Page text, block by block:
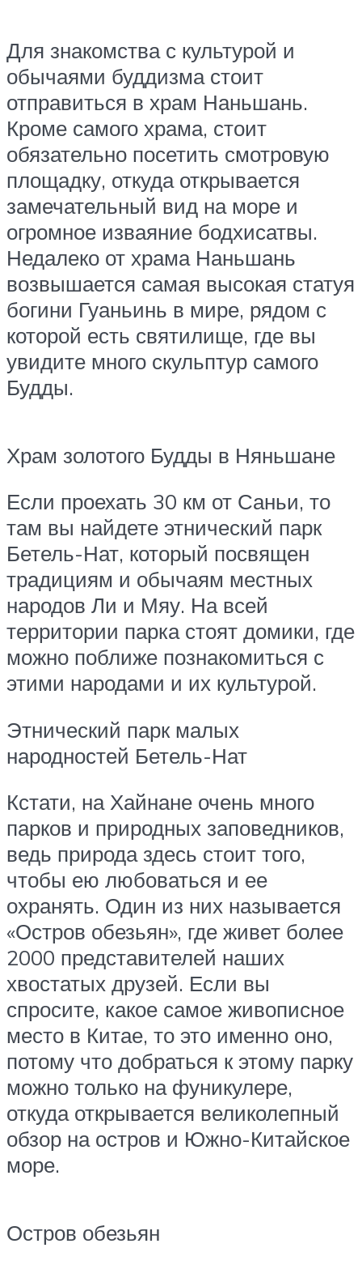
Для знакомства с культурой и
обычаями буддизма стоит
отправиться в храм Наньшань.
Кроме самого храма, стоит
обязательно посетить смотровую
площадку, откуда открывается
замечательный вид на море и
огромное изваяние бодхисатвы.
Недалеко от храма Наньшань
возвышается самая высокая статуя
богини Гуаньинь в мире, рядом с
которой есть святилище, где вы
увидите много скульптур самого
Будды.
Храм золотого Будды в Няньшане
Если проехать 30 км от Саньи, то
там вы найдете этнический парк
Бетель-Нат, который посвящен
традициям и обычаям местных
народов Ли и Мяу. На всей
территории парка стоят домики, где
можно поближе познакомиться с
этими народами и их культурой.
Этнический парк малых
народностей Бетель-Нат
Кстати, на Хайнане очень много
парков и природных заповедников,
ведь природа здесь стоит того,
чтобы ею любоваться и ее
охранять. Один из них называется
«Остров обезьян», где живет более
2000 представителей наших
хвостатых друзей. Если вы
спросите, какое самое живописное
место в Китае, то это именно оно,
потому что добраться к этому парку
можно только на фуникулере,
откуда открывается великолепный
обзор на остров и Южно-Китайское
море.
Остров обезьян